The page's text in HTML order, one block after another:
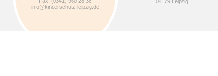
Fax: (0341) 960 28 38
info@kinderschutz-leipzig.de
04179 Leipzig